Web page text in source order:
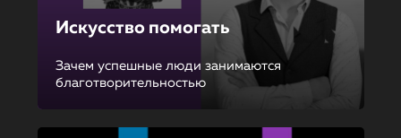
Искусство помогать
Зачем успешные люди занимаются
благотворительностью